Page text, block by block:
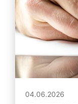
04.06.2026